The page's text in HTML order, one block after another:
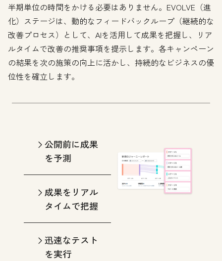
半期単位の時間をかける必要はありません。EVOLVE（進
化）ステージは、動的なフィードバックループ（継続的な
改善プロセス）として、AIを活用して成果を把握し、リア
ルタイムで改善の推奨事項を提示します。各キャンペーン
の結果を次の施策の向上に活かし、持続的なビジネスの優
位性を確立します。
公開前に成果
を予測
成果をリアル
タイムで把握
迅速なテスト
を実行